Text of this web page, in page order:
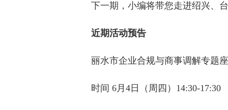
下一期，小编将带您走进绍兴、
近期活动预告
丽水市企业合规与商事调解专题
时间 6月4日（周四）14:30-17:30